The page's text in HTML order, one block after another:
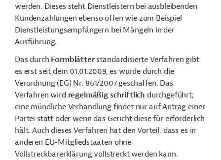
werden. Dieses steht Dienstleistern bei ausbleibenden
Kundenzahlungen ebenso offen wie zum Beispiel
Dienstleistungsempfängern bei Mängeln in der
Ausführung.
Das durch Formblätterstandardisierte Verfahren gibt
es erst seit dem 01.01.2009, es wurde durch die
Verordnung (EG) Nr. 861/2007 geschaffen. Das
Verfahren wird regelmäßig schriftlich durchgeführt;
eine mündliche Verhandlung findet nur auf Antrag einer
Partei statt oder wenn das Gericht diese für erforderlich
hält. Auch dieses Verfahren hat den Vorteil, dass es in
anderen EU-Mitgliedstaaten ohne
Vollstreckbarerklärung vollstreckt werden kann.